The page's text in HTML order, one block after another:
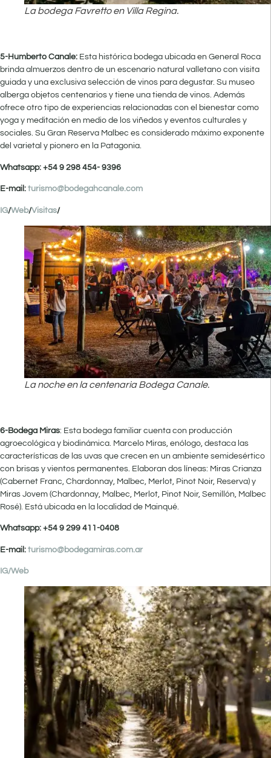
La bodega Favretto en Villa Regina.
5-Humberto Canale: Esta histórica bodega ubicada en General Roca
brinda almuerzos dentro de un escenario natural valletano con visita
guiada y una exclusiva selección de vinos para degustar. Su museo
alberga objetos centenarios y tiene una tienda de vinos. Además
ofrece otro tipo de experiencias relacionadas con el bienestar como
yoga y meditación en medio de los viñedos y eventos culturales y
sociales. Su Gran Reserva Malbec es considerado máximo exponente
del varietal y pionero en la Patagonia.
Whatsapp: +54 9 298 454- 9396
E-mail: turismo@bodegahcanale.com
IG/Web/Visitas/
La noche en la centenaria Bodega Canale.
6-Bodega Miras: Esta bodega familiar cuenta con producción
agroecológica y biodinámica. Marcelo Miras, enólogo, destaca las
características de las uvas que crecen en un ambiente semidesértico
con brisas y vientos permanentes. Elaboran dos líneas: Miras Crianza
(Cabernet Franc, Chardonnay, Malbec, Merlot, Pinot Noir, Reserva) y
Miras Jovem (Chardonnay, Malbec, Merlot, Pinot Noir, Semillón, Malbec
Rosé). Está ubicada en la localidad de Mainqué.
Whatsapp: +54 9 299 411-0408
E-mail: turismo@bodegamiras.com.ar
IG/Web